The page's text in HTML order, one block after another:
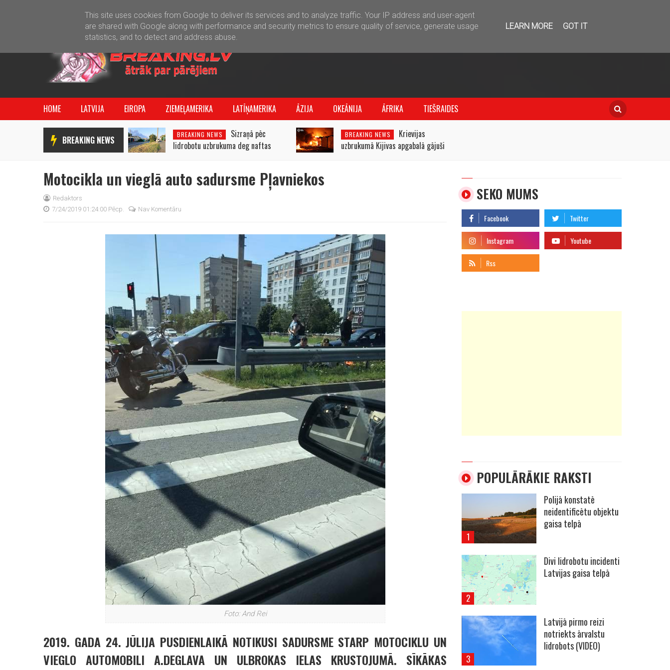
HOME LATVIJA EIROPA ZIEMEĻAMERIKA LATĪŅAMERIKA ĀZIJA OKEĀNIJA ĀFRIKA TIEŠRAIDES
BREAKING NEWS BREAKING NEWS
Sizraņā pēc
lidrobotu uzbrukuma deg naftas
BREAKING NEWS
Krievijas
uzbrukumā Kijivas apgabalā gājuši
Motocikla un vieglā auto sadursme Pļavniekos
Redaktors
7/24/2019 01:24:00 Pēcp.
Nav Komentāru
Foto: And Rei
2019. GADA 24. JŪLIJA PUSDIENLAIKĀ NOTIKUSI SADURSME STARP MOTOCIKLU UN
VIEGLO AUTOMOBILI A.DEGLAVA UN ULBROKAS IELAS KRUSTOJUMĀ. SĪKĀKAS
SEKO MUMS
POPULĀRĀKIE RAKSTI
Polijā konstatē
neidentificētu objektu
gaisa telpā
Divi lidrobotu incidenti
Latvijas gaisa telpā
Latvijā pirmo reizi
notriekts ārvalstu
lidrobots (VIDEO)
This site uses cookies from Google to deliver its services and to analyze traffic. Your IP address and user-agent
are shared with Google along with performance and security metrics to ensure quality of service, generate usage
statistics, and to detect and address abuse.
LEARN MORE GOT IT